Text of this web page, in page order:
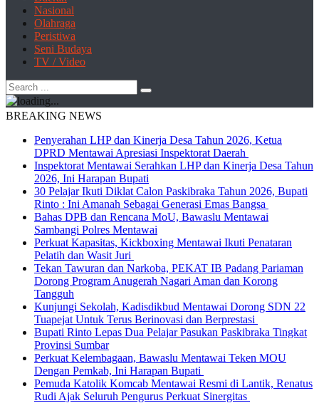
Nasional
Olahraga
Peristiwa
Seni Budaya
TV / Video
BREAKING NEWS
Penyerahan LHP dan Kinerja Desa Tahun 2026, Ketua
DPRD Mentawai Apresiasi Inspektorat Daerah
Inspektorat Mentawai Serahkan LHP dan Kinerja Desa Tahun
2026, Ini Harapan Bupati
30 Pelajar Ikuti Diklat Calon Paskibraka Tahun 2026, Bupati
Rinto : Ini Amanah Sebagai Generasi Emas Bangsa
Bahas DPB dan Rencana MoU, Bawaslu Mentawai
Sambangi Polres Mentawai
Perkuat Kapasitas, Kickboxing Mentawai Ikuti Penataran
Pelatih dan Wasit Juri
Tekan Tawuran dan Narkoba, PEKAT IB Padang Pariaman
Dorong Program Anugerah Nagari Aman dan Korong
Tangguh
Kunjungi Sekolah, Kadisdikbud Mentawai Dorong SDN 22
Tuapejat Untuk Terus Berinovasi dan Berprestasi
Bupati Rinto Lepas Dua Pelajar Pasukan Paskibraka Tingkat
Provinsi Sumbar
Perkuat Kelembagaan, Bawaslu Mentawai Teken MOU
Dengan Pemkab, Ini Harapan Bupati
Pemuda Katolik Komcab Mentawai Resmi di Lantik, Renatus
Rudi Ajak Seluruh Pengurus Perkuat Sinergitas